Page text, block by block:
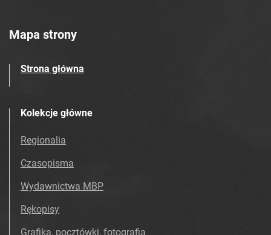
Tarnowskie Azoty : Organ Samorządu
Feliksa Dzierżyńskiego. 1968, nr 47
Feliksa Dzierżyńskiego. 1968, nr 48
Tarnowskie Azoty : Organ Samorządu
Feliksa Dzierżyńskiego. 1968, nr 49
Tarnowskie Azoty : Organ Samorządu
Feliksa Dzierżyńskiego. 1968, nr 50
Tarnowskie Azoty : Organ Samorządu
Mapa strony
Strona główna
Kolekcje główne
Regionalia
Czasopisma
Wydawnictwa MBP
Rękopisy
Grafika, pocztówki, fotografia